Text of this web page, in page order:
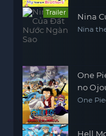
Trailer Nina
Nina
One
no
One
Hell